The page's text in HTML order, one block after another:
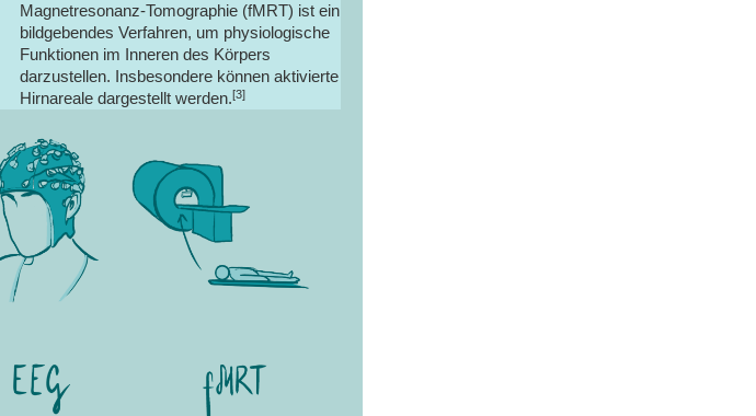
Magnetresonanz-Tomographie (fMRT) ist ein
bildgebendes Verfahren, um physiologische
Funktionen im Inneren des Körpers
darzustellen. Insbesondere können aktivierte
Hirnareale dargestellt werden.[3]